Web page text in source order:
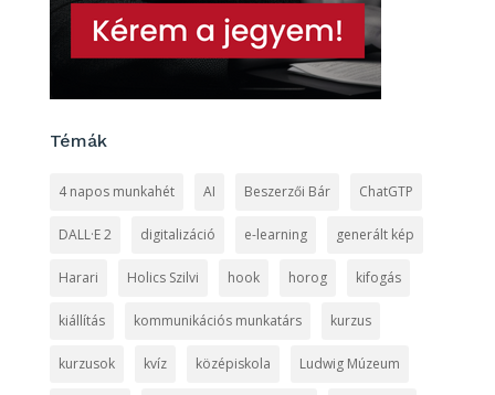
Témák
4 napos munkahét AI Beszerzői Bár ChatGTP
DALL·E 2 digitalizáció e-learning generált kép
Harari Holics Szilvi hook horog kifogás
kiállítás kommunikációs munkatárs kurzus
kurzusok kvíz középiskola Ludwig Múzeum